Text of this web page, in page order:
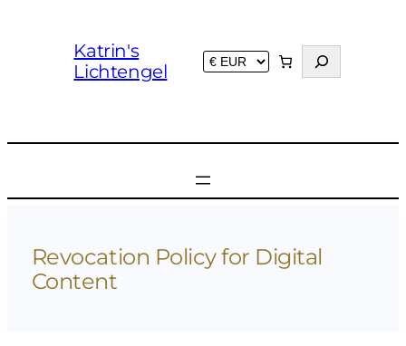
Katrin's
Lichtengel
u
Revocation Policy for Digital
Content